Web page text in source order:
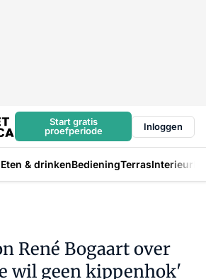
Start gratis
proefperiode
Inloggen
Eten & drinkenBedieningTerrasInterieur
René Bogaart over
wil geen kippenhok'